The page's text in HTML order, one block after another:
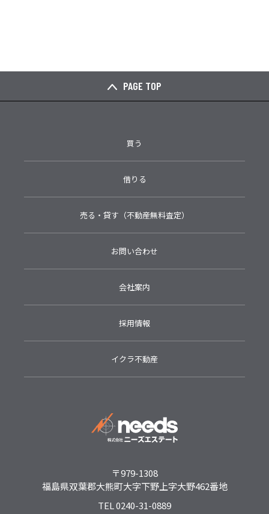
PAGE TOP
買う
借りる
売る・貸す（不動産無料査定）
お問い合わせ
会社案内
採用情報
イクラ不動産
〒979-1308
福島県双葉郡大熊町大字下野上字大野462番地
TEL 0240-31-0889